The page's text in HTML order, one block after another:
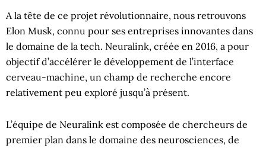
A la tête de ce projet révolutionnaire, nous retrouvons
Elon Musk, connu pour ses entreprises innovantes dans
le domaine de la tech. Neuralink, créée en 2016, a pour
objectif d’accélérer le développement de l’interface
cerveau-machine, un champ de recherche encore
relativement peu exploré jusqu’à présent.
L’équipe de Neuralink est composée de chercheurs de
premier plan dans le domaine des neurosciences, de